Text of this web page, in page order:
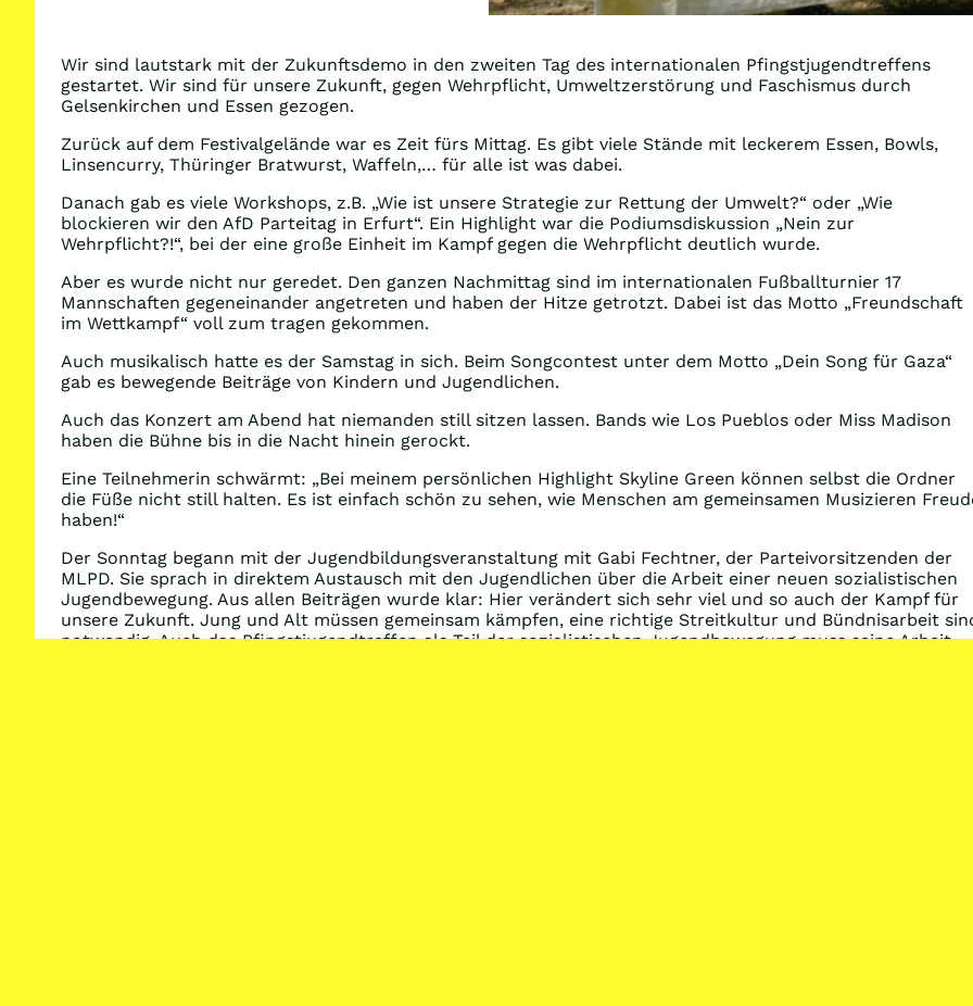
Wir sind lautstark mit der Zukunftsdemo in den zweiten Tag des internationalen Pfingstjugendtreffens
gestartet. Wir sind für unsere Zukunft, gegen Wehrpflicht, Umweltzerstörung und Faschismus durch
Gelsenkirchen und Essen gezogen.
Zurück auf dem Festivalgelände war es Zeit fürs Mittag. Es gibt viele Stände mit leckerem Essen, Bowls,
Linsencurry, Thüringer Bratwurst, Waffeln,… für alle ist was dabei.
Danach gab es viele Workshops, z.B. „Wie ist unsere Strategie zur Rettung der Umwelt?“ oder „Wie
blockieren wir den AfD Parteitag in Erfurt“. Ein Highlight war die Podiumsdiskussion „Nein zur
Wehrpflicht?!“, bei der eine große Einheit im Kampf gegen die Wehrpflicht deutlich wurde.
Aber es wurde nicht nur geredet. Den ganzen Nachmittag sind im internationalen Fußballturnier 17
Mannschaften gegeneinander angetreten und haben der Hitze getrotzt. Dabei ist das Motto „Freundschaft
im Wettkampf“ voll zum tragen gekommen.
Auch musikalisch hatte es der Samstag in sich. Beim Songcontest unter dem Motto „Dein Song für Gaza“
gab es bewegende Beiträge von Kindern und Jugendlichen.
Auch das Konzert am Abend hat niemanden still sitzen lassen. Bands wie Los Pueblos oder Miss Madison
haben die Bühne bis in die Nacht hinein gerockt.
Eine Teilnehmerin schwärmt: „Bei meinem persönlichen Highlight Skyline Green können selbst die Ordner
die Füße nicht still halten. Es ist einfach schön zu sehen, wie Menschen am gemeinsamen Musizieren
haben!“
Der Sonntag begann mit der Jugendbildungsveranstaltung mit Gabi Fechtner, der Parteivorsitzenden der
MLPD. Sie sprach in direktem Austausch mit den Jugendlichen über die Arbeit einer neuen sozialistischen
Jugendbewegung. Aus allen Beiträgen wurde klar: Hier verändert sich sehr viel und so auch der Kampf für
unsere Zukunft. Jung und Alt müssen gemeinsam kämpfen, eine richtige Streitkultur und Bündnisarbeit
notwendig. Auch das Pfingstjugendtreffen als Teil der sozialistischen Jugendbewegung muss seine Arbeit